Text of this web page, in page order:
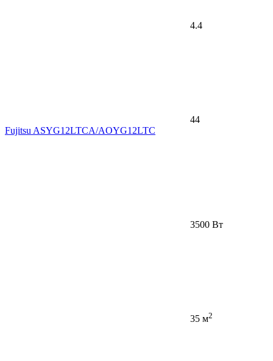
4.4
44
Fujitsu ASYG12LTCA/AOYG12LTC
3500 Вт
35 м2